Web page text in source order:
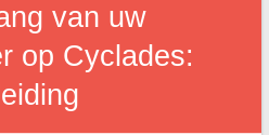
van uw
op Cyclades: